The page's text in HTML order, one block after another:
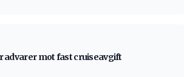
advarer mot fast cruiseavgift